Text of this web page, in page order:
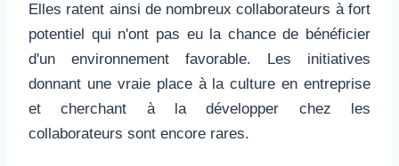
Elles ratent ainsi de nombreux collaborateurs à fort
potentiel qui n'ont pas eu la chance de bénéficier
d'un environnement favorable. Les initiatives
donnant une vraie place à la culture en entreprise
et cherchant à la développer chez les
collaborateurs sont encore rares.